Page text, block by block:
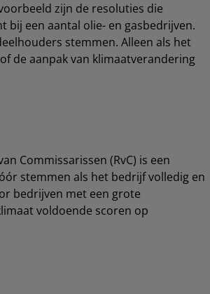
zijn de resoluties die
bij een aantal olie- en gasbedrijven.
stemmen. Alleen als het
de aanpak van klimaatverandering
Commissarissen (RvC) is een
stemmen als het bedrijf volledig en
bedrijven met een grote
voldoende scoren op